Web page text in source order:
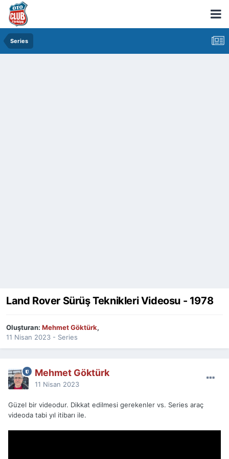
Series
Land Rover Sürüş Teknikleri Videosu - 1978
Oluşturan: Mehmet Göktürk,
11 Nisan 2023 - Series
Mehmet Göktürk
11 Nisan 2023
Güzel bir videodur. Dikkat edilmesi gerekenler vs. Series araç
videoda tabi yıl itibarı ile.